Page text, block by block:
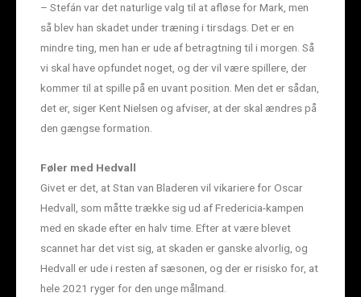
– Stefán var det naturlige valg til at afløse for Mark, men
så blev han skadet under træning i tirsdags. Det er en
mindre ting, men han er ude af betragtning til i morgen. Så
vi skal have opfundet noget, og der vil være spillere, der
kommer til at spille på en uvant position. Men det er sådan,
det er, siger Kent Nielsen og afviser, at der skal ændres på
den gængse formation.
Føler med Hedvall
Givet er det, at Stan van Bladeren vil vikariere for Oscar
Hedvall, som måtte trække sig ud af Fredericia-kampen
med en skade efter en halv time. Efter at være blevet
scannet har det vist sig, at skaden er ganske alvorlig, og
Hedvall er ude i resten af sæsonen, og der er risisko for, at
hele 2021 ryger for den unge målmand.